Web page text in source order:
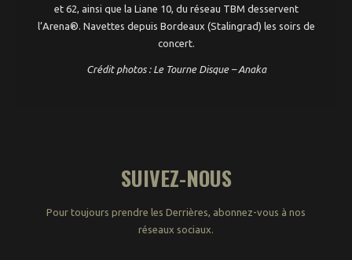
et 62, ainsi que la Liane 10, du réseau TBM desservent
l’Arena®. Navettes depuis Bordeaux (Stalingrad) les soirs de
concert.
Crédit photos : Le Tourne Disque – Anaka
SUIVEZ-NOUS
Pour toujours prendre les Derrières, abonnez-vous à nos
réseaux sociaux.